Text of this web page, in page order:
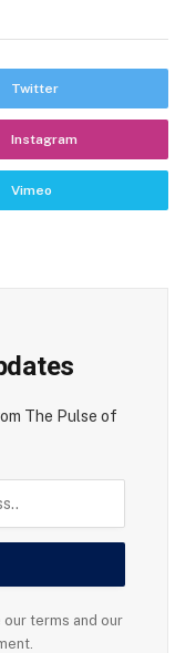
Twitter
Instagram
Vimeo
The Pulse of
our terms and our